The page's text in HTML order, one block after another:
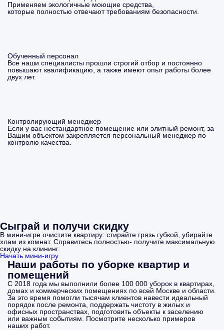
Применяем экологичные моющие средства,
которые полностью отвечают требованиям безопасности.
Обученный персонал
Все наши специалисты прошли строгий отбор и постоянно
повышают квалификацию, а также имеют опыт работы более
двух лет.
Контролирующий менеджер
Если у вас нестандартное помещение или элитный ремонт, за
Вашим объектом закрепляется персональный менеджер по
контролю качества.
Сыграй и получи скидку
В мини-игре очистите квартиру: стирайте грязь губкой, убирайте
хлам из комнат. Справитесь полностью- получите максимальную
скидку на клининг.
Начать мини-игру
Наши работы по уборке квартир и
помещений
С 2018 года мы выполнили более 100 000 уборок в квартирах,
домах и коммерческих помещениях по всей Москве и области.
За это время помогли тысячам клиентов навести идеальный
порядок после ремонта, поддержать чистоту в жилых и
офисных пространствах, подготовить объекты к заселению
или важным событиям. Посмотрите несколько примеров
наших работ.